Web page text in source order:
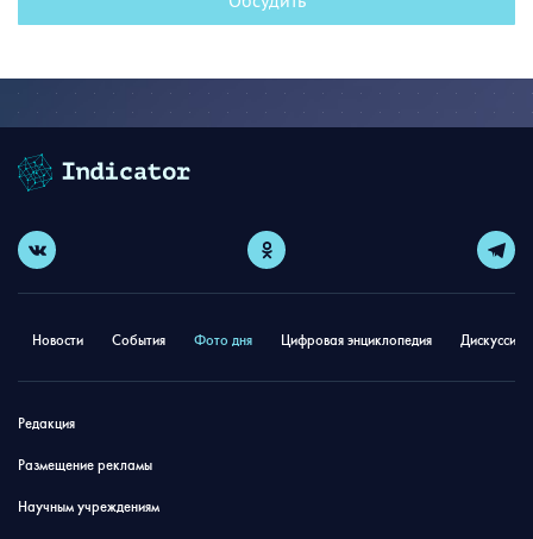
Новости События Фото дня Цифровая энциклопедия
Редакция
Размещение рекламы
Научным учреждениям